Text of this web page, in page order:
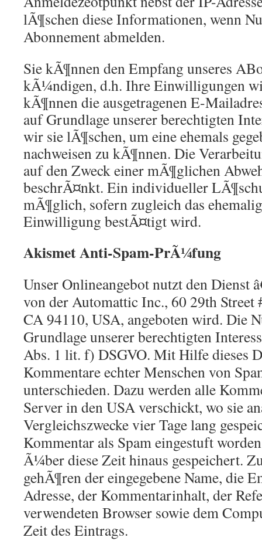
lÃ¶schen diese Informationen, wenn
Abonnement abmelden.
Sie kÃ¶nnen den Empfang unseres
kÃ¼ndigen, d.h. Ihre Einwilligungen
kÃ¶nnen die ausgetragenen E-
auf Grundlage unserer berechtigten
wir sie lÃ¶schen, um eine ehemals
nachweisen zu kÃ¶nnen. Die
auf den Zweck einer mÃ¶glichen
beschrÃ¤nkt. Ein individueller
mÃ¶glich, sofern zugleich das
Einwilligung bestÃ¤tigt wird.
Akismet Anti-Spam-PrÃ¼fung
Unser Onlineangebot nutzt den Dienst
von der Automattic Inc., 60 29th Street
CA 94110, USA, angeboten wird. Die
Grundlage unserer berechtigten
Abs. 1 lit. f) DSGVO. Mit Hilfe dieses
Kommentare echter Menschen von
unterschieden. Dazu werden alle
Server in den USA verschickt, wo sie
Vergleichszwecke vier Tage lang
Kommentar als Spam eingestuft
Ã¼ber diese Zeit hinaus gespeichert.
gehÃ¶ren der eingegebene Name, die
Adresse, der Kommentarinhalt, der
verwendeten Browser sowie dem
Zeit des Eintrags.